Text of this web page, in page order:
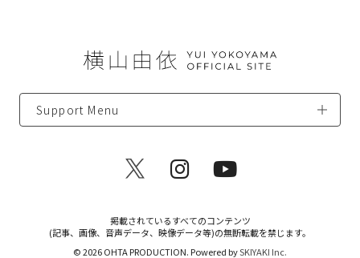
Support Menu
掲載されているすべてのコンテンツ
(記事、画像、音声データ、映像データ等)の無断転載を禁じます。
© 2026 OHTA PRODUCTION. Powered bySKIYAKI Inc.